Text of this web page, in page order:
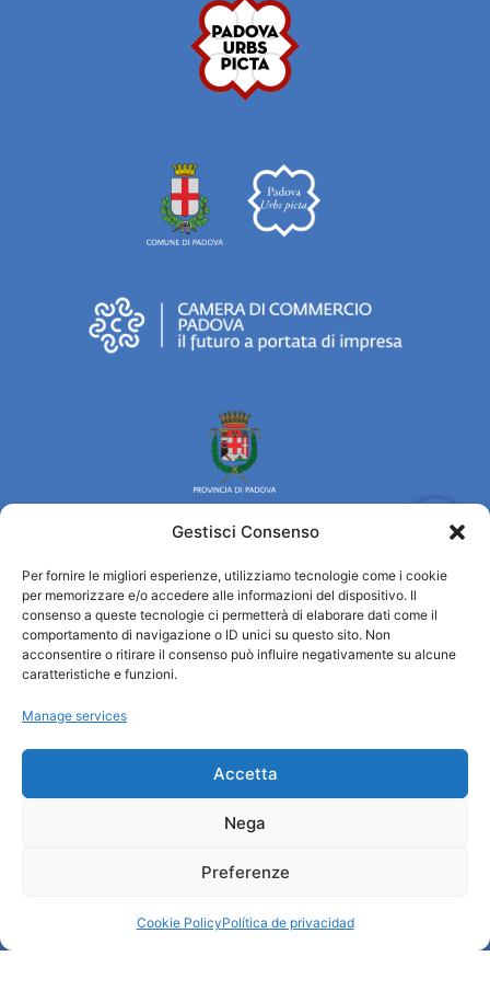
Gestisci Consenso
Per fornire le migliori esperienze, utilizziamo tecnologie come i cookie
per memorizzare e/o accedere alle informazioni del dispositivo. Il
consenso a queste tecnologie ci permetterà di elaborare dati come il
comportamento di navigazione o ID unici su questo sito. Non
acconsentire o ritirare il consenso può influire negativamente su alcune
caratteristiche e funzioni.
Manage services
Accetta
Nega
Preferenze
Cookie PolicyPolítica de privacidad
Turismo Padova
Quiénes somos
INFORMACIÓN TURÍSTICA / IAT
Cookie Policy (UE)